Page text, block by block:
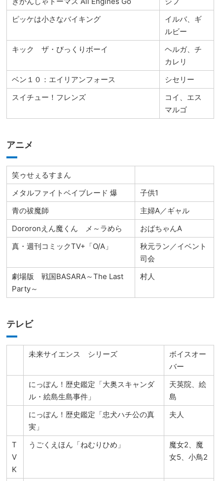
ピッケは小さなバイキング
イルバ、ギ
ルビー
キック ザ・びっくりボーイ
ヘルガ、チ
カレリ
ベン１０：エイリアンフォース
シセリー
スイチュー！フレンズ
コイ、エス
マルゴ
アニメ
笑ゥせぇるすまん
メタルファイトベイブレード 爆
子供1
青の祓魔師
主婦A／ギャル
Dororonえん魔くん メ～ラめら
おばちゃんA
真・週刊コミックTV+「O/A」
秋元ラン／イベント
司会
劇場版 戦国BASARA～The Last
Party～
村人
テレビ
未来サイエンス シリーズ
ボイスオー
バー
にっぽん！歴史鑑定「大奥スキャンダ
ル・絵島生島事件」
天英院、絵
島
にっぽん！歴史鑑定「忠犬ハチ公の真
実」
夫人
T
V
K
うごくえほん「ねむりひめ」
魔女2、魔
女5、小鳥2